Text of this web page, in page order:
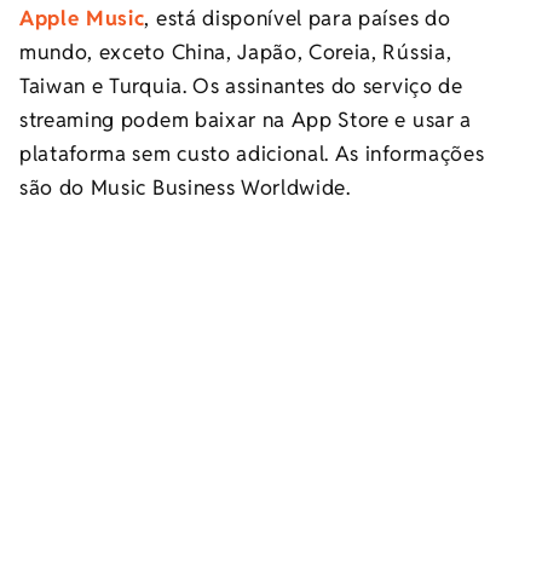
Apple Music, está disponível para países do
mundo, exceto China, Japão, Coreia, Rússia,
Taiwan e Turquia. Os assinantes do serviço de
streaming podem baixar na App Store e usar a
plataforma sem custo adicional. As informações
são do Music Business Worldwide.